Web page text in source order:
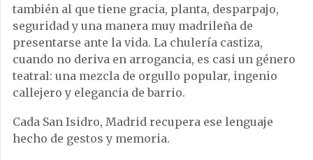
también al que tiene gracia, planta, desparpajo,
seguridad y una manera muy madrileña de
presentarse ante la vida. La chulería castiza,
cuando no deriva en arrogancia, es casi un género
teatral: una mezcla de orgullo popular, ingenio
callejero y elegancia de barrio.
Cada San Isidro, Madrid recupera ese lenguaje
hecho de gestos y memoria.